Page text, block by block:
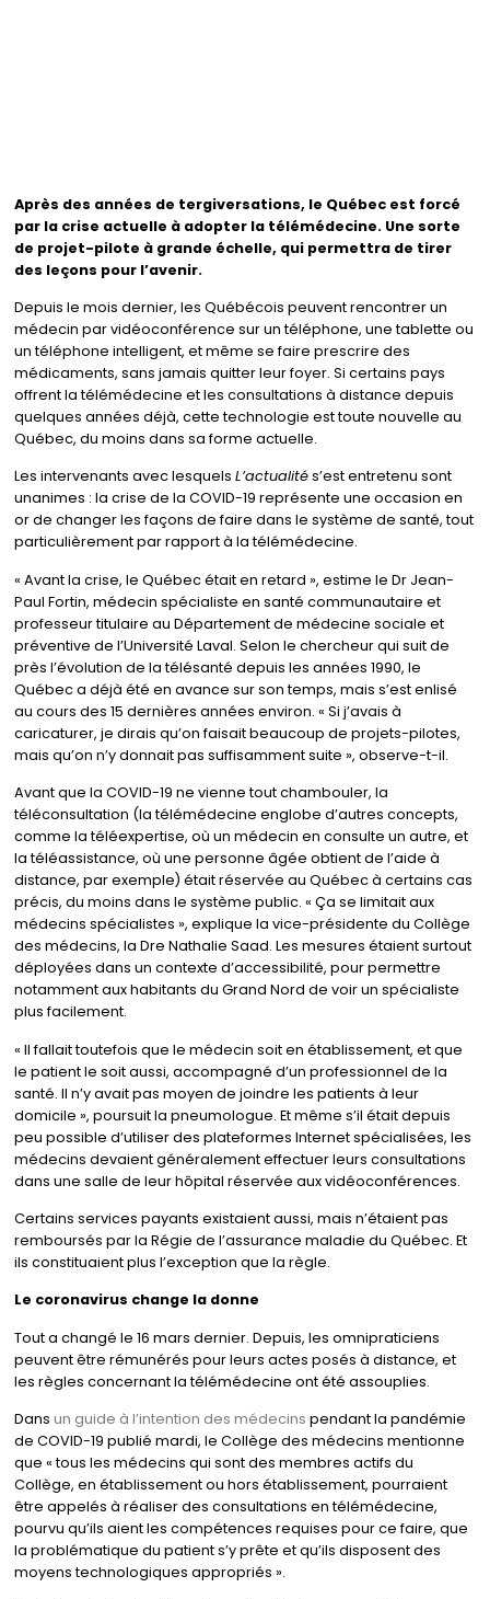
Après des années de tergiversations, le Québec est forcé
par la crise actuelle à adopter la télémédecine. Une sorte
de projet-pilote à grande échelle, qui permettra de tirer
des leçons pour l’avenir.
Depuis le mois dernier, les Québécois peuvent rencontrer un
médecin par vidéoconférence sur un téléphone, une tablette ou
un téléphone intelligent, et même se faire prescrire des
médicaments, sans jamais quitter leur foyer. Si certains pays
offrent la télémédecine et les consultations à distance depuis
quelques années déjà, cette technologie est toute nouvelle au
Québec, du moins dans sa forme actuelle.
Les intervenants avec lesquels L’actualités’est entretenu sont
unanimes : la crise de la COVID-19 représente une occasion en
or de changer les façons de faire dans le système de santé, tout
particulièrement par rapport à la télémédecine.
« Avant la crise, le Québec était en retard », estime le Dr Jean-
Paul Fortin, médecin spécialiste en santé communautaire et
professeur titulaire au Département de médecine sociale et
préventive de l’Université Laval. Selon le chercheur qui suit de
près l’évolution de la télésanté depuis les années 1990, le
Québec a déjà été en avance sur son temps, mais s’est enlisé
au cours des 15 dernières années environ. « Si j’avais à
caricaturer, je dirais qu’on faisait beaucoup de projets-pilotes,
mais qu’on n’y donnait pas suffisamment suite », observe-t-il.
Avant que la COVID-19 ne vienne tout chambouler, la
téléconsultation (la télémédecine englobe d’autres concepts,
comme la téléexpertise, où un médecin en consulte un autre, et
la téléassistance, où une personne âgée obtient de l’aide à
distance, par exemple) était réservée au Québec à certains cas
précis, du moins dans le système public. « Ça se limitait aux
médecins spécialistes », explique la vice-présidente du Collège
des médecins, la Dre Nathalie Saad. Les mesures étaient surtout
déployées dans un contexte d’accessibilité, pour permettre
notamment aux habitants du Grand Nord de voir un spécialiste
plus facilement.
« Il fallait toutefois que le médecin soit en établissement, et que
le patient le soit aussi, accompagné d’un professionnel de la
santé. Il n’y avait pas moyen de joindre les patients à leur
domicile », poursuit la pneumologue. Et même s’il était depuis
peu possible d’utiliser des plateformes Internet spécialisées, les
médecins devaient généralement effectuer leurs consultations
dans une salle de leur hôpital réservée aux vidéoconférences.
Certains services payants existaient aussi, mais n’étaient pas
remboursés par la Régie de l’assurance maladie du Québec. Et
ils constituaient plus l’exception que la règle.
Le coronavirus change la donne
Tout a changé le 16 mars dernier. Depuis, les omnipraticiens
peuvent être rémunérés pour leurs actes posés à distance, et
les règles concernant la télémédecine ont été assouplies.
Dans un guide à l’intention des médecins pendant la pandémie
de COVID-19 publié mardi, le Collège des médecins mentionne
que « tous les médecins qui sont des membres actifs du
Collège, en établissement ou hors établissement, pourraient
être appelés à réaliser des consultations en télémédecine,
pourvu qu’ils aient les compétences requises pour ce faire, que
la problématique du patient s’y prête et qu’ils disposent des
moyens technologiques appropriés ».